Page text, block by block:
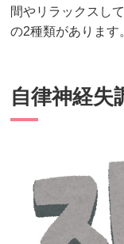
間やリラックスし
の2種類があります
自律神経失